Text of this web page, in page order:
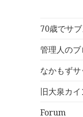
70歳でサ
管理人の
なかもず
旧大泉カ
Forum